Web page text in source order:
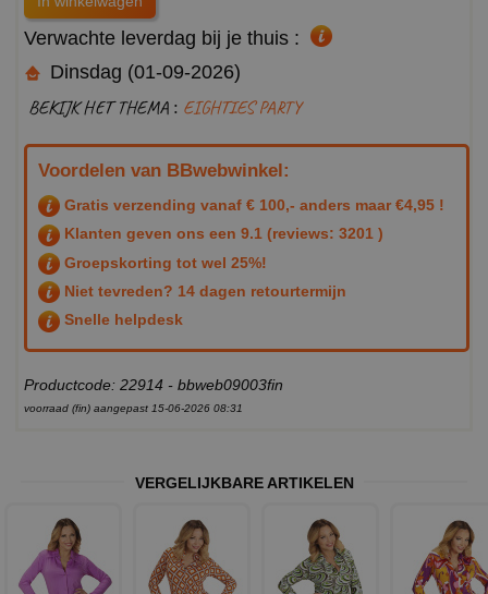
Verwachte leverdag bij je thuis :
Dinsdag (01-09-2026)
BEKIJK HET THEMA : EIGHTIES PARTY
Voordelen van BBwebwinkel:
Gratis verzending vanaf € 100,- anders maar €4,95 !
Klanten geven ons een 9.1 (reviews: 3201 )
Groepskorting tot wel 25%!
Niet tevreden? 14 dagen retourtermijn
Snelle helpdesk
Productcode: 22914 - bbweb09003fin
voorraad (fin) aangepast 15-06-2026 08:31
VERGELIJKBARE ARTIKELEN